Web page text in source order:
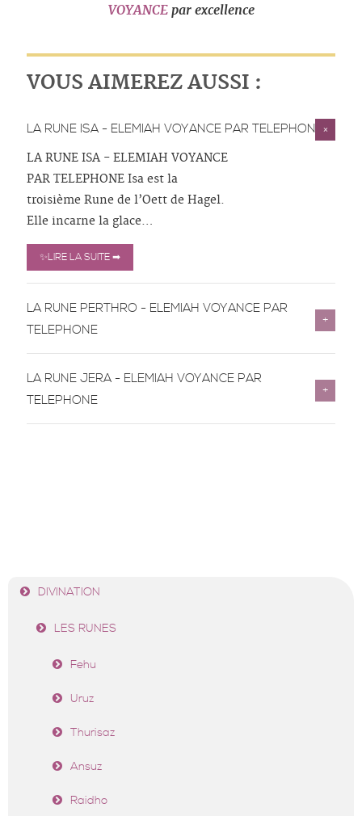
VOYANCEpar excellence
VOUS AIMEREZ AUSSI :
LA RUNE ISA - ELEMIAH VOYANCE PAR TELEPHONE
LA RUNE ISA - ELEMIAH VOYANCE
PAR TELEPHONE Isa est la
troisième Rune de l’Oett de Hagel.
Elle incarne la glace…
✨LIRE LA SUITE ➡
LA RUNE PERTHRO - ELEMIAH VOYANCE PAR
TELEPHONE
…
LA RUNE JERA - ELEMIAH VOYANCE PAR
TELEPHONE
DIVINATION
LES RUNES
Fehu
Uruz
Thurisaz
Ansuz
Raidho